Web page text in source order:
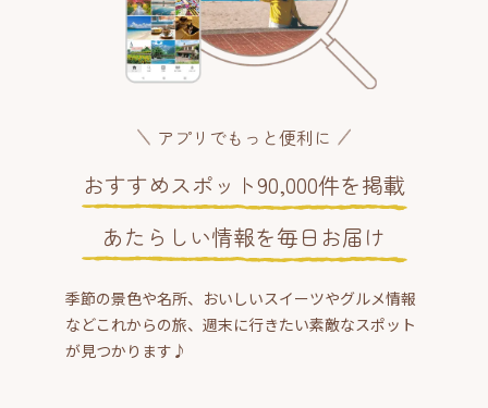
アプリでもっと便利に
おすすめスポット90,000件を掲載
あたらしい情報を毎日お届け
季節の景色や名所、おいしいスイーツやグルメ情報
などこれからの旅、週末に行きたい素敵なスポット
が見つかります♪